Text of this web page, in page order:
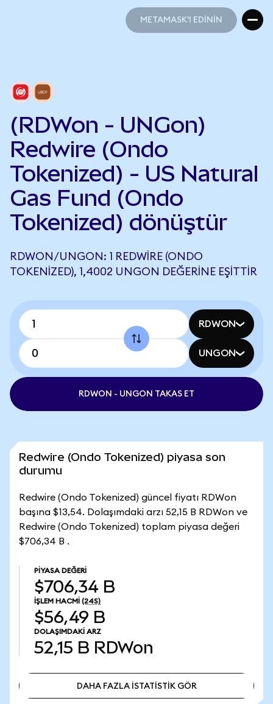
METAMASK'I EDİNİN
(RDWon - UNGon)
Redwire (Ondo
Tokenized) - US Natural
Gas Fund (Ondo
Tokenized) dönüştür
RDWON/UNGON: 1 REDWIRE (ONDO
TOKENIZED), 1,4002 UNGON DEĞERINE EŞITTIR
RDWON
UNGON
RDWON - UNGON TAKAS ET
Redwire (Ondo Tokenized) piyasa son
durumu
Redwire (Ondo Tokenized) güncel fiyatı RDWon
başına $13,54. Dolaşımdaki arzı 52,15 B RDWon ve
Redwire (Ondo Tokenized) toplam piyasa değeri
$706,34 B .
PIYASA DEĞERI
$706,34 B
İŞLEM HACMI (24S)
$56,49 B
DOLAŞIMDAKI ARZ
52,15 B RDWon
DAHA FAZLA İSTATİSTİK GÖR